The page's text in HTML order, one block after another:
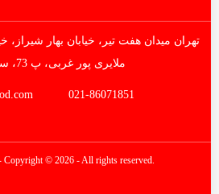
تهران میدان هفت تیر، خیابان بهار شیراز،
ملایری پور غربی، پ 73، ساختمان لینا
021-86071851
Copyright © 2026 - All rights reserved.